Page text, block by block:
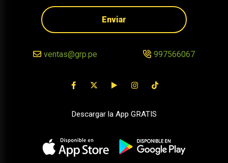
Enviar
ventas@grp.pe 997566067
Descargar la App GRATIS